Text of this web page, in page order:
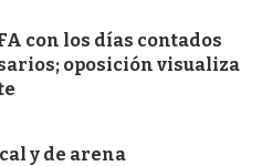
con los días contados
oposición visualiza
y de arena